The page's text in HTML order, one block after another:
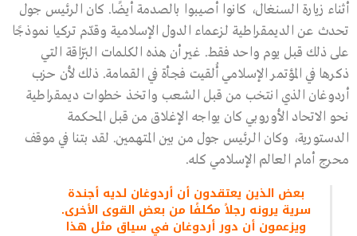
أثناء زيارة السنغال، كانوا أصيبوا بالصدمة أيضًا. كان الرئيس جول
تحدث عن الديمقراطية لزعماء الدول الإسلامية وقدّم تركيا نموذجًا
على ذلك قبل يوم واحد فقط. غير أن هذه الكلمات البرّاقة التي
ذكرها في المؤتمر الإسلامي أُلقيت فجأة في القمامة. ذلك لأن حزب
أردوغان الذي انتخب من قبل الشعب واتخذ خطوات ديمقراطية
نحو الاتحاد الأوروبي كان يواجه الإغلاق من قبل المحكمة
الدستورية، وكان الرئيس جول من بين المتهمين. لقد بتنا في موقف
محرج أمام العالم الإسلامي كله.
بعض الذين يعتقدون أن أردوغان لديه أجندة
سرية يرونه رجلاً مكلفًا من بعض القوى الأخرى.
ويزعمون أن دور أردوغان في سياق مثل هذا